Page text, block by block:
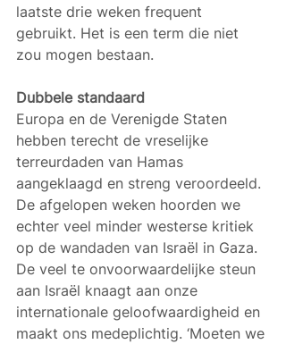
laatste drie weken frequent
gebruikt. Het is een term die niet
zou mogen bestaan.
Dubbele standaard
Europa en de Verenigde Staten
hebben terecht de vreselijke
terreurdaden van Hamas
aangeklaagd en streng veroordeeld.
De afgelopen weken hoorden we
echter veel minder westerse kritiek
op de wandaden van Israël in Gaza.
De veel te onvoorwaardelijke steun
aan Israël knaagt aan onze
internationale geloofwaardigheid en
maakt ons medeplichtig. ‘Moeten we